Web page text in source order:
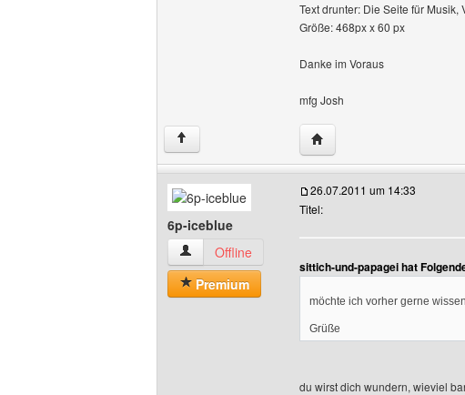
Text drunter: Die Seite für Musik,
Größe: 468px x 60 px
Danke im Voraus
mfg Josh
↑ Website dieses Benutzers
6p-iceblue
6p-iceblue Benutzer-Profile anzeigen
Offline
Premium
26.07.2011 um 14:33
Titel:
sittich-und-papagei hat
möchte ich vorher gerne
Grüße
du wirst dich wundern, wieviel